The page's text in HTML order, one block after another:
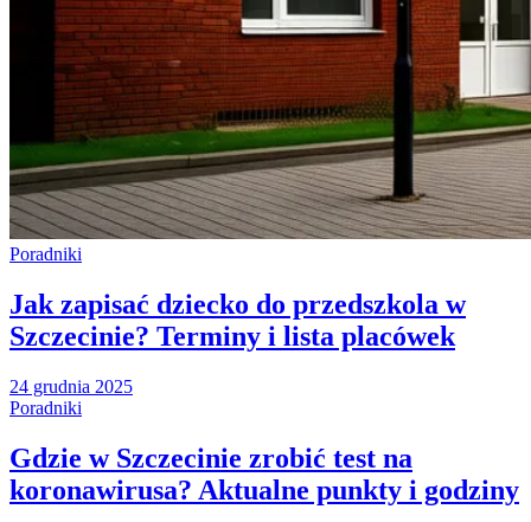
Poradniki
Jak zapisać dziecko do przedszkola w
Szczecinie? Terminy i lista placówek
24 grudnia 2025
Poradniki
Gdzie w Szczecinie zrobić test na
koronawirusa? Aktualne punkty i godziny